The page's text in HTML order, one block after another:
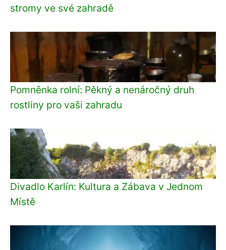
stromy ve své zahradě
Pomněnka rolní: Pěkný a nenáročný druh
rostliny pro vaši zahradu
Divadlo Karlín: Kultura a Zábava v Jednom
Místě